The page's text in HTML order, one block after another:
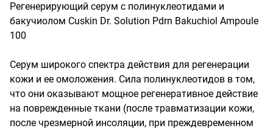
Регенерирующий серум с полинуклеотидами и
бакучиолом Cuskin Dr. Solution Pdrn Bakuchiol Ampoule
100
Серум широкого спектра действия для регенерации
кожи и ее омоложения. Сила полинуклеотидов в том,
что они оказывают мощное регенеративное действие
на поврежденные ткани (после травматизации кожи,
после чрезмерной инсоляции, при преждевременном